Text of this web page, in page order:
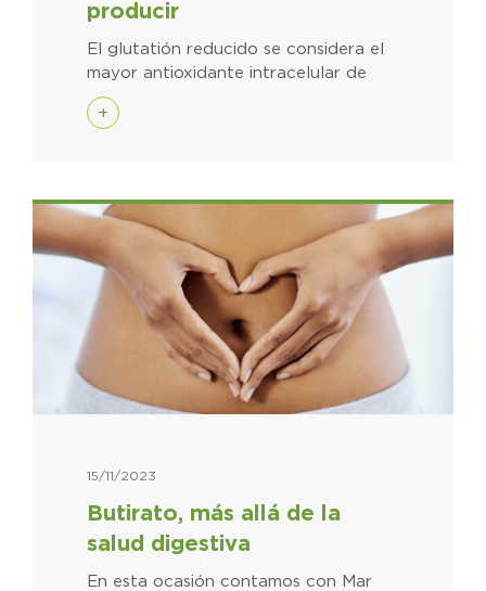
producir
El glutatión reducido se considera el
mayor antioxidante intracelular de
+
Butirato, más allá de la
salud digestiva
15/11/2023
En esta ocasión contamos con Mar